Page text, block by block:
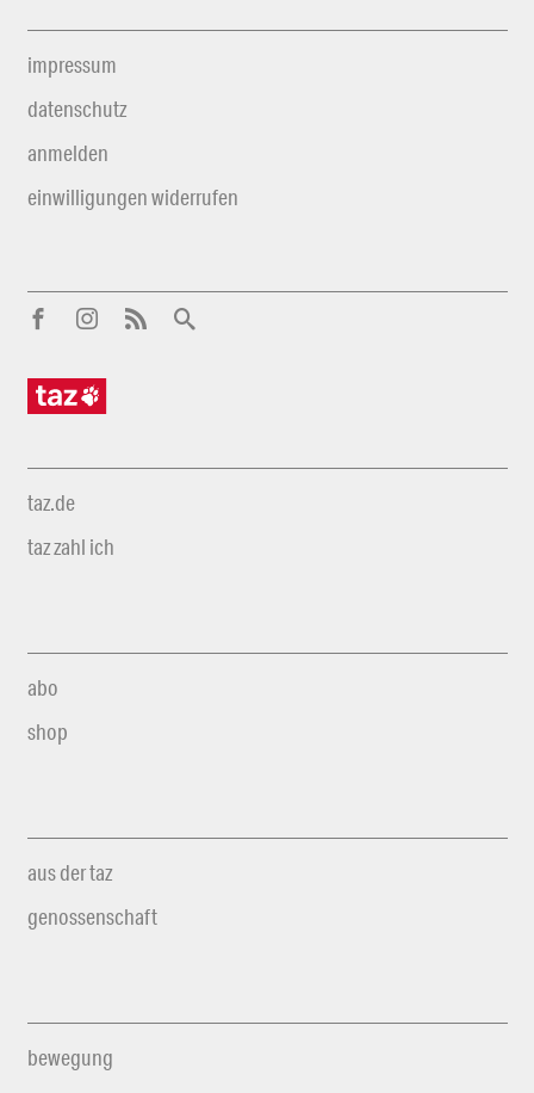
impressum
datenschutz
anmelden
einwilligungen widerrufen
taz.de
taz zahl ich
abo
shop
aus der taz
genossenschaft
bewegung